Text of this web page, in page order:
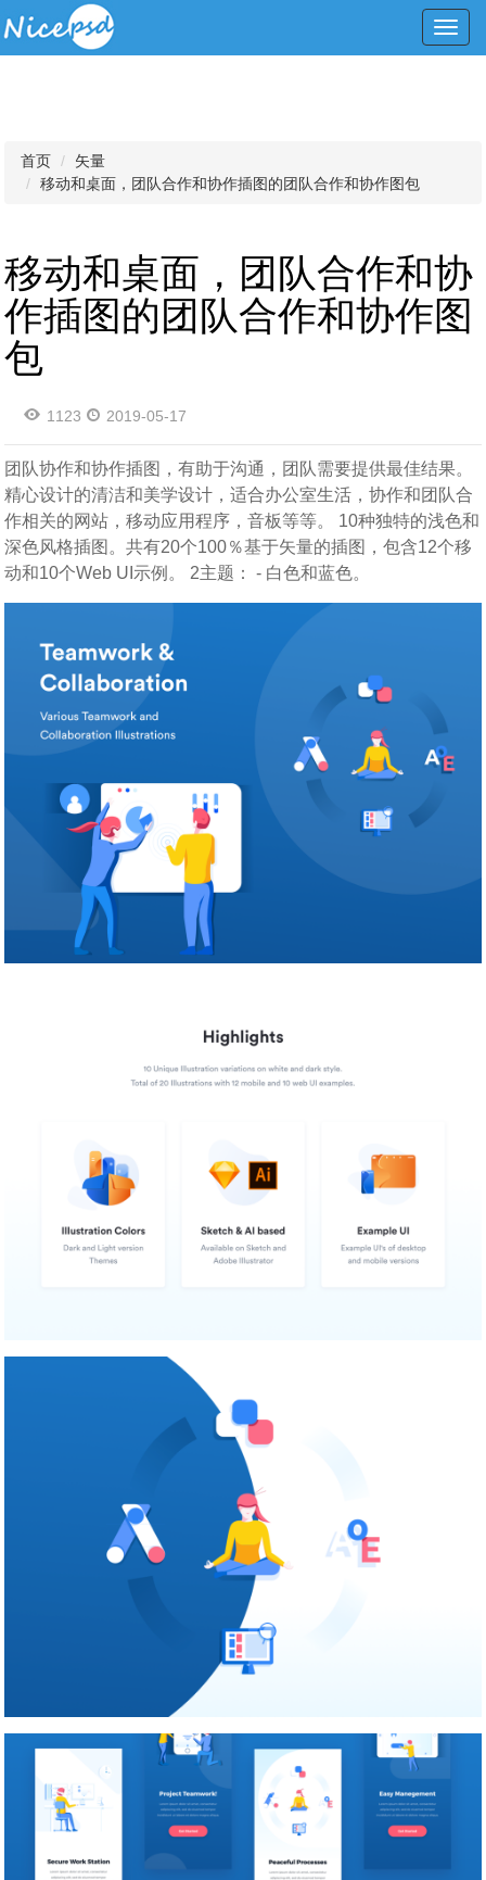
首页
矢量
移动和桌面，团队合作和协作插图的团队合作和协作图包
移动和桌面，团队合作和协
作插图的团队合作和协作图
包
1123 2019-05-17
团队协作和协作插图，有助于沟通，团队需要提供最佳结果。
精心设计的清洁和美学设计，适合办公室生活，协作和团队合
作相关的网站，移动应用程序，音板等等。 10种独特的浅色和
深色风格插图。共有20个100％基于矢量的插图，包含12个移
动和10个Web UI示例。 2主题： - 白色和蓝色。